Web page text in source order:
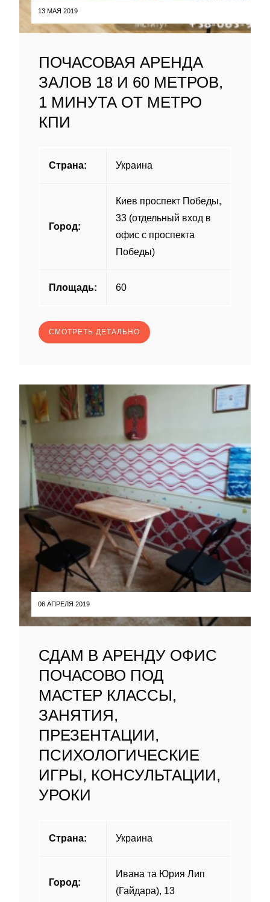
13 МАЯ 2019
ПОЧАСОВАЯ АРЕНДА
ЗАЛОВ 18 И 60 МЕТРОВ,
1 МИНУТА ОТ МЕТРО
КПИ
Страна: Украина
Город:
Киев проспект Победы,
33 (отдельный вход в
офис с проспекта
Победы)
Площадь: 60
СМОТРЕТЬ ДЕТАЛЬНО
06 АПРЕЛЯ 2019
СДАМ В АРЕНДУ ОФИС
ПОЧАСОВО ПОД
МАСТЕР КЛАССЫ,
ЗАНЯТИЯ,
ПРЕЗЕНТАЦИИ,
ПСИХОЛОГИЧЕСКИЕ
ИГРЫ, КОНСУЛЬТАЦИИ,
УРОКИ
Страна: Украина
Город:
Ивана та Юрия Лип
(Гайдара), 13